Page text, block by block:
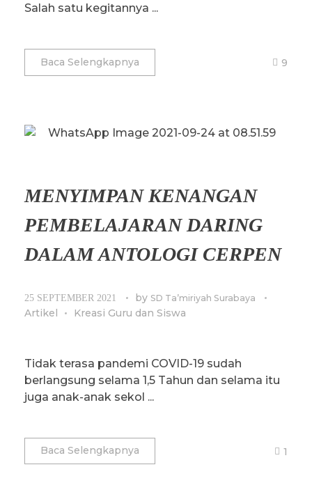
Salah satu kegitannya ...
Baca Selengkapnya 9
MENYIMPAN KENANGAN
PEMBELAJARAN DARING
DALAM ANTOLOGI CERPEN
25 SEPTEMBER 2021 by SD Ta’miriyah Surabaya
Artikel Kreasi Guru dan Siswa
Tidak terasa pandemi COVID-19 sudah
berlangsung selama 1,5 Tahun dan selama itu
juga anak-anak sekol ...
Baca Selengkapnya 1